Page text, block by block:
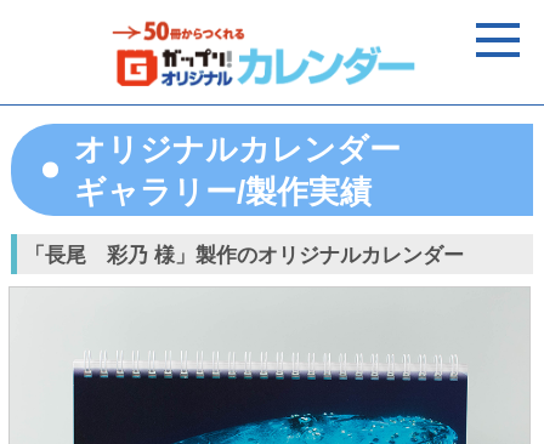
オリジナルカレンダー
ギャラリー/製作実績
「長尾 彩乃 様」製作のオリジナルカレンダー